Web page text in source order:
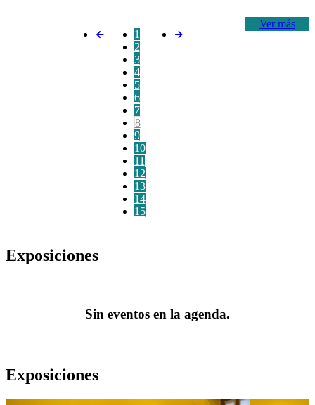
Ver más
1
2
3
4
5
6
7
8
9
10
11
12
13
14
15
Exposiciones
Sin eventos en la agenda.
Exposiciones